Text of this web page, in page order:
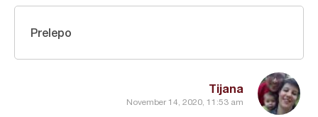
Tijana
November 14, 2020, 11:53 am
Prelepo